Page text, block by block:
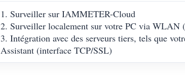
1. Surveiller sur IAMMETER-Cloud
2. Surveiller localement sur votre PC via WLAN
3. Intégration avec des serveurs tiers, tels que
Assistant (interface TCP/SSL)